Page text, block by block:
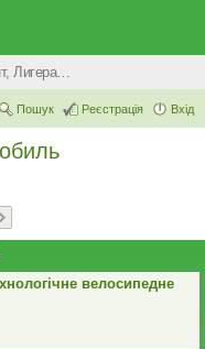
Рекумбент, Лигерад, Веломобиль
Вхід
Реєстрація
Пошук
велосипедне